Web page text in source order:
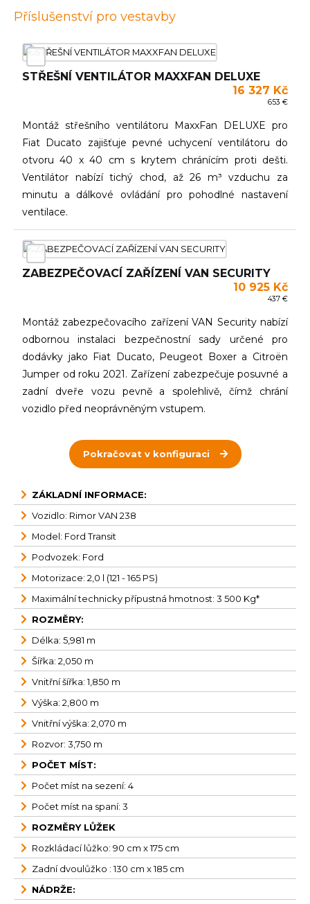
Příslušenství pro vestavby
STŘEŠNÍ VENTILÁTOR MAXXFAN DELUXE
16 327 Kč
653 €
Montáž střešního ventilátoru MaxxFan DELUXE pro
Fiat Ducato zajišťuje pevné uchycení ventilátoru do
otvoru 40 x 40 cm s krytem chránícím proti dešti.
Ventilátor nabízí tichý chod, až 26 m³ vzduchu za
minutu a dálkové ovládání pro pohodlné nastavení
ventilace.
ZABEZPEČOVACÍ ZAŘÍZENÍ VAN SECURITY
10 925 Kč
437 €
Montáž zabezpečovacího zařízení VAN Security nabízí
odbornou instalaci bezpečnostní sady určené pro
dodávky jako Fiat Ducato, Peugeot Boxer a Citroën
Jumper od roku 2021. Zařízení zabezpečuje posuvné a
zadní dveře vozu pevně a spolehlivě, čímž chrání
vozidlo před neoprávněným vstupem.
Pokračovat v konfiguraci
ZÁKLADNÍ INFORMACE:
Vozidlo: Rimor VAN 238
Model: Ford Transit
Podvozek: Ford
Motorizace: 2,0 l (121 - 165 PS)
Maximální technicky přípustná hmotnost: 3 500 Kg*
ROZMĚRY:
Délka: 5,981 m
Šířka: 2,050 m
Vnitřní šířka: 1,850 m
Výška: 2,800 m
Vnitřní výška: 2,070 m
Rozvor: 3,750 m
POČET MÍST:
Počet míst na sezení: 4
Počet míst na spaní: 3
ROZMĚRY LŮŽEK
Rozkládací lůžko: 90 cm x 175 cm
Zadní dvoulůžko : 130 cm x 185 cm
NÁDRŽE: